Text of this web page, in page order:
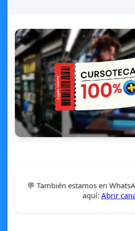
💬 También estamos en
aquí: Abrir